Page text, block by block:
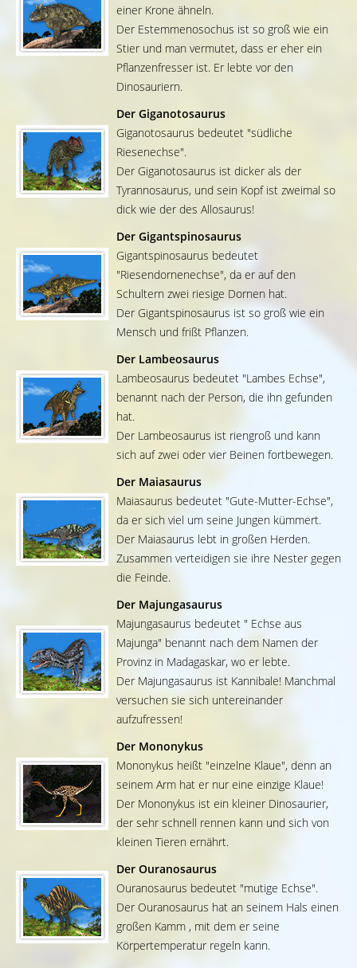
einer Krone ähneln.
Der Estemmenosochus ist so groß wie ein
Stier und man vermutet, dass er eher ein
Pflanzenfresser ist. Er lebte vor den
Dinosauriern.
Der Giganotosaurus
Giganotosaurus bedeutet "südliche
Riesenechse".
Der Giganotosaurus ist dicker als der
Tyrannosaurus, und sein Kopf ist zweimal so
dick wie der des Allosaurus!
Der Gigantspinosaurus
Gigantspinosaurus bedeutet
"Riesendornenechse", da er auf den
Schultern zwei riesige Dornen hat.
Der Gigantspinosaurus ist so groß wie ein
Mensch und frißt Pflanzen.
Der Lambeosaurus
Lambeosaurus bedeutet "Lambes Echse",
benannt nach der Person, die ihn gefunden
hat.
Der Lambeosaurus ist riengroß und kann
sich auf zwei oder vier Beinen fortbewegen.
Der Maiasaurus
Maiasaurus bedeutet "Gute-Mutter-Echse",
da er sich viel um seine Jungen kümmert.
Der Maiasaurus lebt in großen Herden.
Zusammen verteidigen sie ihre Nester gegen
die Feinde.
Der Majungasaurus
Majungasaurus bedeutet " Echse aus
Majunga" benannt nach dem Namen der
Provinz in Madagaskar, wo er lebte.
Der Majungasaurus ist Kannibale! Manchmal
versuchen sie sich untereinander
aufzufressen!
Der Mononykus
Mononykus heißt "einzelne Klaue", denn an
seinem Arm hat er nur eine einzige Klaue!
Der Mononykus ist ein kleiner Dinosaurier,
der sehr schnell rennen kann und sich von
kleinen Tieren ernährt.
Der Ouranosaurus
Ouranosaurus bedeutet "mutige Echse".
Der Ouranosaurus hat an seinem Hals einen
großen Kamm , mit dem er seine
Körpertemperatur regeln kann.